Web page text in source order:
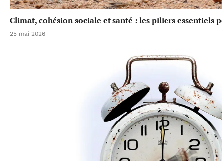
Climat, cohésion sociale et santé : les piliers essentiels
25 mai 2026